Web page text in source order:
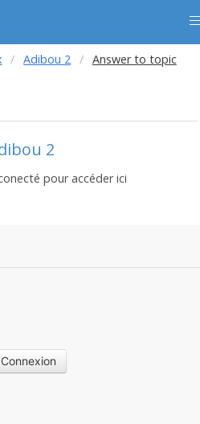
Adibou 2 Answer to topic
2
pour accéder ici